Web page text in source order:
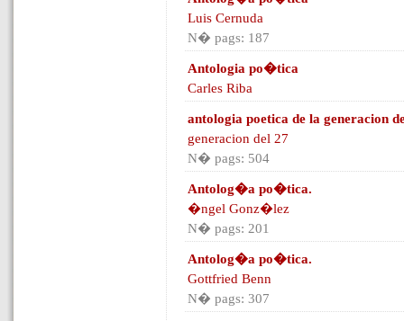
Luis Cernuda
N� pags: 187
Antologia po�tica
Carles Riba
antologia poetica de la generacion
generacion del 27
N� pags: 504
Antolog�a po�tica.
�ngel Gonz�lez
N� pags: 201
Antolog�a po�tica.
Gottfried Benn
N� pags: 307